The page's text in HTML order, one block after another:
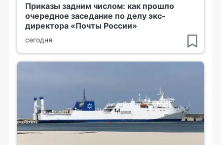
Приказы задним числом: как прошло
очередное заседание по делу экс-
директора «Почты России»
сегодня